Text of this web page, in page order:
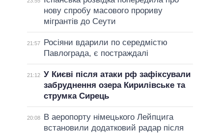
нову спробу масового прориву
мігрантів до Сеути
21:57
Росіяни вдарили по середмістю
Павлограда, є постраждалі
21:12 У Києві після атаки рф зафіксували
забруднення озера Кирилівське та
струмка Сирець
20:08
В аеропорту німецького Лейпцига
встановили додатковий радар після